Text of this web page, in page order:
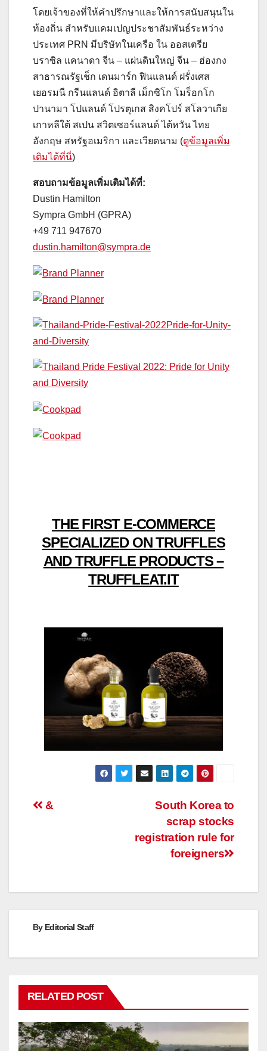
โดยเจ้าของที่ให้คำปรึกษาและให้การสนับสนุนใน
ท้องถิ่น สำหรับแคมเปญประชาสัมพันธ์ระหว่าง
ประเทศ PRN มีบริษัทในเครือ ใน ออสเตรีย
บราซิล แคนาดา จีน – แผ่นดินใหญ่ จีน – ฮ่องกง
สาธารณรัฐเช็ก เดนมาร์ก ฟินแลนด์ ฝรั่งเศส
เยอรมนี กรีนแลนด์ อิตาลี เม็กซิโก โมร็อกโก
ปานามา โปแลนด์ โปรตุเกส สิงคโปร์ สโลวาเกีย
เกาหลีใต้ สเปน สวิตเซอร์แลนด์ ไต้หวัน ไทย
อังกฤษ สหรัฐอเมริกา และเวียดนาม (ดูข้อมูลเพิ่ม
เติมได้ที่นี่)
สอบถามข้อมูลเพิ่มเติมได้ที่:
Dustin Hamilton
Sympra GmbH (GPRA)
+49 711 947670
dustin.hamilton@sympra.de
THE FIRST E-COMMERCE
SPECIALIZED ON TRUFFLES
AND TRUFFLE PRODUCTS –
TRUFFLEAT.IT
Post
South Korea to
scrap stocks
registration rule for
foreigners
&
By Editorial Staff
RELATED POST